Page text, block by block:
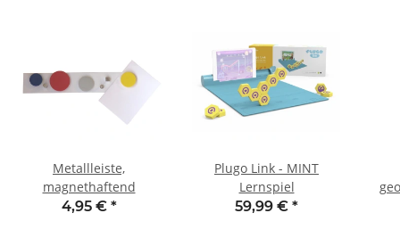
Metallleiste,
magnethaftend
4,95 € *
Plugo Link - MINT
Lernspiel
59,99 € *